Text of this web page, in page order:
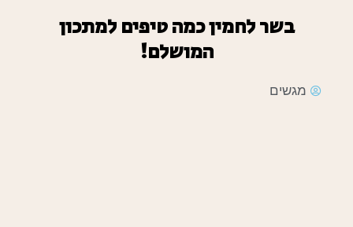
בשר לחמין כמה טיפים למתכון
המושלם!
מגשים